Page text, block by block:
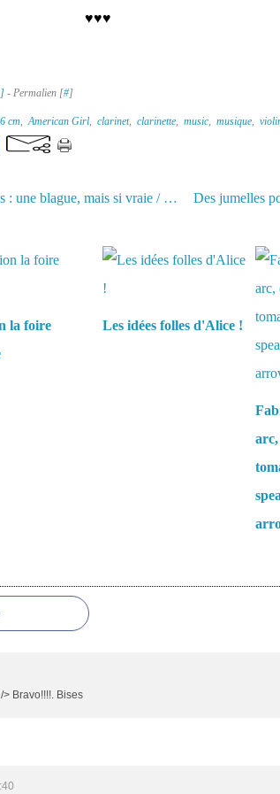
♥♥♥
] - Permalien [#]
cm,American Girl, clarinet, clarinette, music, musique,
Le monde dans lequel nous vivons : une blague, mais si vraie / The world we live in : a joke, but so true
la foire
Les idées folles d'Alice !
arc,
Bravo!!!!. Bises